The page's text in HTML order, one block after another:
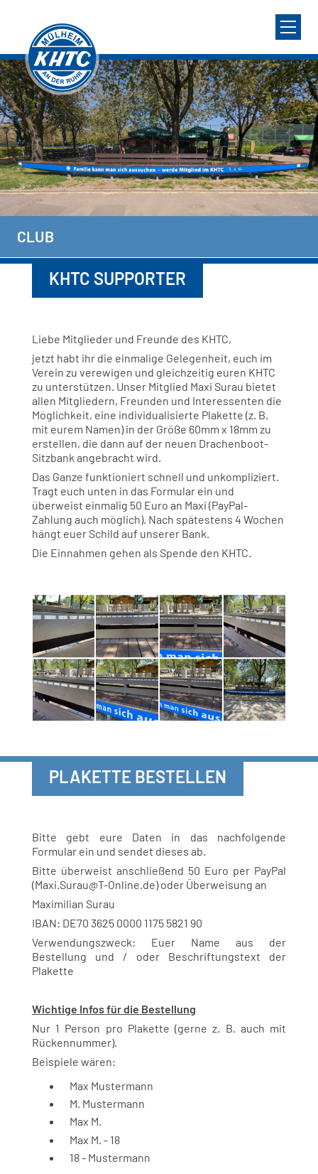
CLUB
KHTC SUPPORTER
Liebe Mitglieder und Freunde des KHTC,
jetzt habt ihr die einmalige Gelegenheit, euch im
Verein zu verewigen und gleichzeitig euren KHTC
zu unterstützen. Unser Mitglied Maxi Surau bietet
allen Mitgliedern, Freunden und Interessenten die
Möglichkeit, eine individualisierte Plakette (z. B.
mit eurem Namen) in der Größe 60mm x 18mm zu
erstellen, die dann auf der neuen Drachenboot-
Sitzbank angebracht wird.
Das Ganze funktioniert schnell und unkompliziert.
Tragt euch unten in das Formular ein und
überweist einmalig 50 Euro an Maxi (PayPal-
Zahlung auch möglich). Nach spätestens 4 Wochen
hängt euer Schild auf unserer Bank.
Die Einnahmen gehen als Spende den KHTC.
PLAKETTE BESTELLEN
Bitte gebt eure Daten in das nachfolgende
Formular ein und sendet dieses ab.
Bitte überweist anschließend 50 Euro per PayPal
(Maxi.Surau@T-Online.de) oder Überweisung an
Maximilian Surau
IBAN: DE70 3625 0000 1175 5821 90
Verwendungszweck: Euer Name aus der
Bestellung und / oder Beschriftungstext der
Plakette
Wichtige Infos für die Bestellung
Nur 1 Person pro Plakette (gerne z. B. auch mit
Rückennummer).
Beispiele wären:
Max Mustermann
M. Mustermann
Max M.
Max M. - 18
18 - Mustermann